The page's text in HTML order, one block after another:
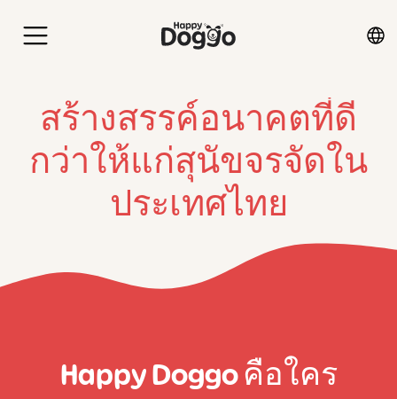
สร้างสรรค์อนาคตที่ดี
กว่าให้แก่สุนัขจรจัดใน
ประเทศไทย
Happy Doggo คือใคร